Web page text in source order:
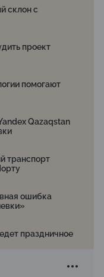
склон с
проект
помогают
Qazaqstan
транспорт
ошибка
праздничное
для